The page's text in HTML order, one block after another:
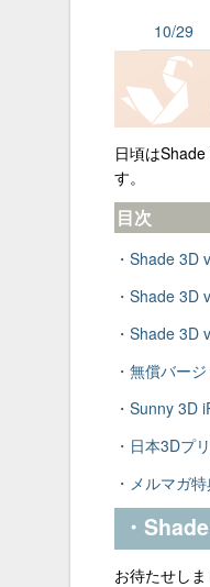
10/29
日頃は
す。
目次
・Shade 3D
・Shade 3D
・Shade 3D
・無償バー
・Sunny 3D
・日本3Dプ
・メルマガ
・
お待たせしま